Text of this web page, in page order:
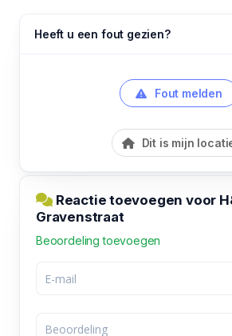
Heeft u een fout gezien?
Fout melden
Dit is mijn
Reactie toevoegen voor
Gravenstraat
Beoordeling toevoegen